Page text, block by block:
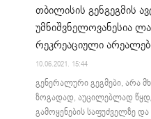
თბილისის გენგეგმის
უმნიშვნელოვანესია
რეკრეაციული
10.06.2021. 15:44
​გენერალური გეგმები, არა
ზოგადად, აუცილებლად
გამოყენების საფუძველზე